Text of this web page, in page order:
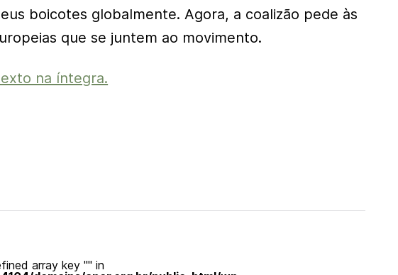
boicotes globalmente. Agora, a coalizão pede às
que se juntem ao movimento.
na íntegra.
array key "" in